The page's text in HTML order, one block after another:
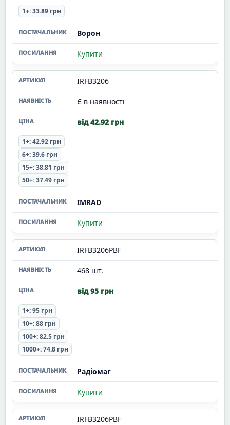
1+: 33.89 грн
Ворон
Купити
IRFB3206
Є в наявності
від 42.92 грн
1+: 42.92 грн
6+: 39.6 грн
15+: 38.81 грн
50+: 37.49 грн
IMRAD
Купити
IRFB3206PBF
468 шт.
від 95 грн
1+: 95 грн
10+: 88 грн
100+: 82.5 грн
1000+: 74.8 грн
Радіомаг
Купити
IRFB3206PBF